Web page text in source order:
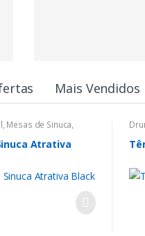
Mais Vendidos
, Mesas de Sinuca,
Atrativa